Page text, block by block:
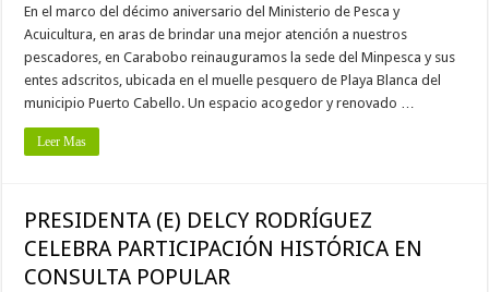
En el marco del décimo aniversario del Ministerio de Pesca y
Acuicultura, en aras de brindar una mejor atención a nuestros
pescadores, en Carabobo reinauguramos la sede del Minpesca y sus
entes adscritos, ubicada en el muelle pesquero de Playa Blanca del
municipio Puerto Cabello. Un espacio acogedor y renovado …
Leer Mas
PRESIDENTA (E) DELCY RODRÍGUEZ
CELEBRA PARTICIPACIÓN HISTÓRICA EN
CONSULTA POPULAR